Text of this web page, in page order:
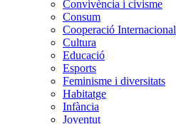
Convivència i civisme
Consum
Cooperació Internacional
Cultura
Educació
Esports
Feminisme i diversitats
Habitatge
Infància
Joventut